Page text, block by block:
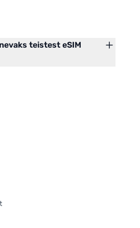
teistest eSIM